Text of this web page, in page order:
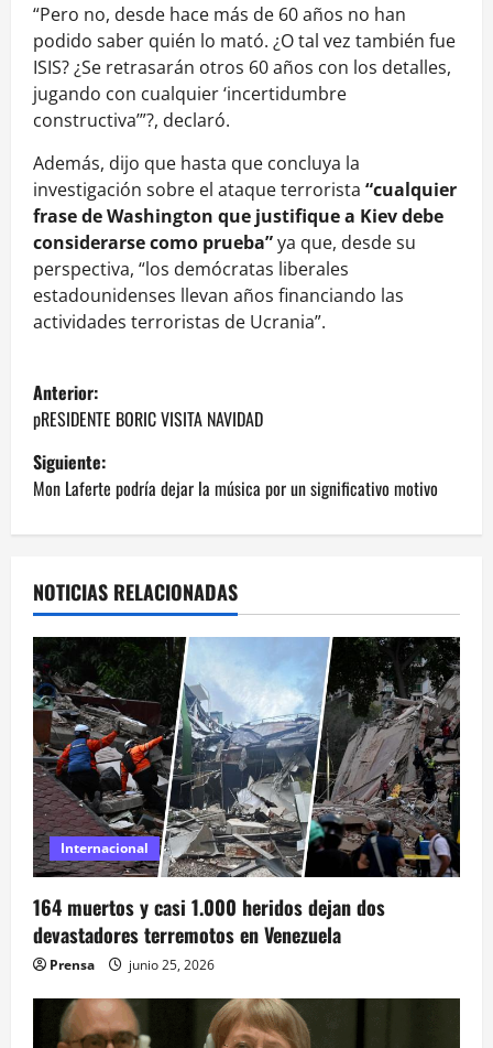
“Pero no, desde hace más de 60 años no han
podido saber quién lo mató. ¿O tal vez también fue
ISIS? ¿Se retrasarán otros 60 años con los detalles,
jugando con cualquier ‘incertidumbre
constructiva’”?, declaró.
Además, dijo que hasta que concluya la
investigación sobre el ataque terrorista “cualquier
frase de Washington que justifique a Kiev debe
considerarse como prueba”ya que, desde su
perspectiva, “los demócratas liberales
estadounidenses llevan años financiando las
actividades terroristas de Ucrania”.
N
a
v
e
a
c
i
ó
n
d
e
e
n
Anterior:
pRESIDENTE BORIC VISITA NAVIDAD
Siguiente:
Mon Laferte podría dejar la música por un significativo motivo
NOTICIAS RELACIONADAS
Internacional
164 muertos y casi 1.000 heridos dejan dos
devastadores terremotos en Venezuela
Prensa junio 25, 2026